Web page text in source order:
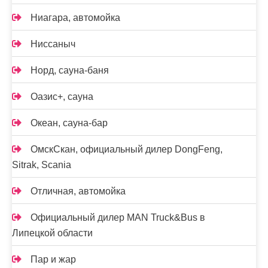
Ниагара, автомойка
Ниссаныч
Норд, сауна-баня
Оазис+, сауна
Океан, сауна-бар
ОмскСкан, официальный дилер DongFeng,
Sitrak, Scania
Отличная, автомойка
Официальный дилер MAN Truck&Bus в
Липецкой области
Пар и жар